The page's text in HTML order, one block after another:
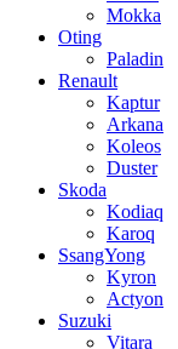
Mokka
Oting
Paladin
Renault
Kaptur
Arkana
Koleos
Duster
Skoda
Kodiaq
Karoq
SsangYong
Kyron
Actyon
Suzuki
Vitara